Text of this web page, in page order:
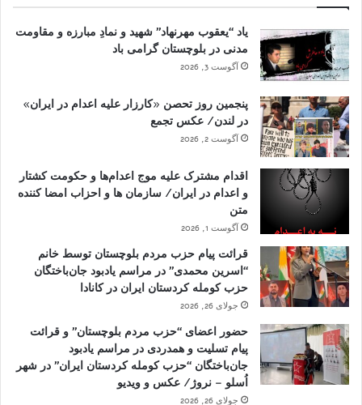
یاد “یعقوب مهرنهاد” شهید و نمادِ مبارزه و مقاومت
مدنی در بلوچستان گرامی باد
آگوست 3, 2026
پنجمین روز تحصن «کارزار علیه اعدام در ایران»
در لندن/ عکس تجمع
آگوست 2, 2026
اقدام مشترک علیه موج اعدام‌ها و حکومت کشتار
و اعدام در ایران/ سازمان ها و احزاب امضا کننده
متن
آگوست 1, 2026
قرائت پیام حزب مردم بلوچستان توسط خانم
“اسرین محمدی” در مراسم یادبود جان‌باختگان
حزب کومله کردستان ایران در کانادا
جولای 26, 2026
حضور اعضای “حزب مردم بلوچستان” و قرائت
پیام تسلیت و همدردی در مراسم یادبود
جان‌باختگان “حزب کومله کردستان ایران” در شهر
اُسلو – نروژ/ عکس و ویدیو
جولای 26, 2026